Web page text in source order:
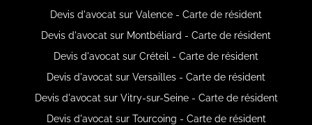
Devis d'avocat sur Valence - Carte de résident
Devis d'avocat sur Montbéliard - Carte de résident
Devis d'avocat sur Créteil - Carte de résident
Devis d'avocat sur Versailles - Carte de résident
Devis d'avocat sur Vitry-sur-Seine - Carte de résident
Devis d'avocat sur Tourcoing - Carte de résident